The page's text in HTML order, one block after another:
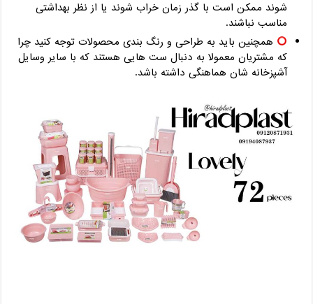
شوند ممکن است با گذر زمان خراب شوند یا از نظر بهداشتی
مناسب نباشند.
همچنین باید به طراحی و رنگ بندی محصولات توجه کنید چرا
که مشتریان معمولا به دنبال ست هایی هستند که با سایر وسایل
آشپزخانه شان هماهنگی داشته باشد.